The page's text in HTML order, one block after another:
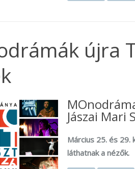
újra
Jászai Mari
Március 25. és
láthatnak a nézők.